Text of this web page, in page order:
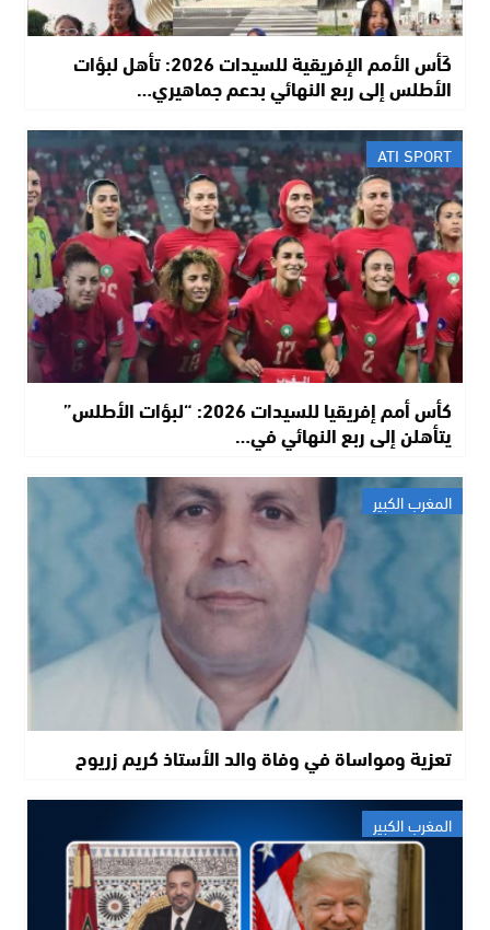
كَأس الأمم الإفريقية للسيدات 2026: تأهل لبؤات
الأطلس إلى ربع النهائي بدعم جماهيري…
ATI SPORT
كأس أمم إفريقيا للسيدات 2026: “لبؤات الأطلس”
يتأهلن إلى ربع النهائي في…
المغرب الكبير
تعزية ومواساة في وفاة والد الأستاذ كريم زريوح
المغرب الكبير